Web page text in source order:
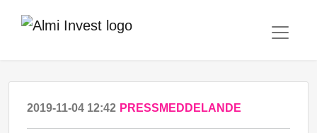
2019-11-04 12:42 PRESSMEDDELANDE